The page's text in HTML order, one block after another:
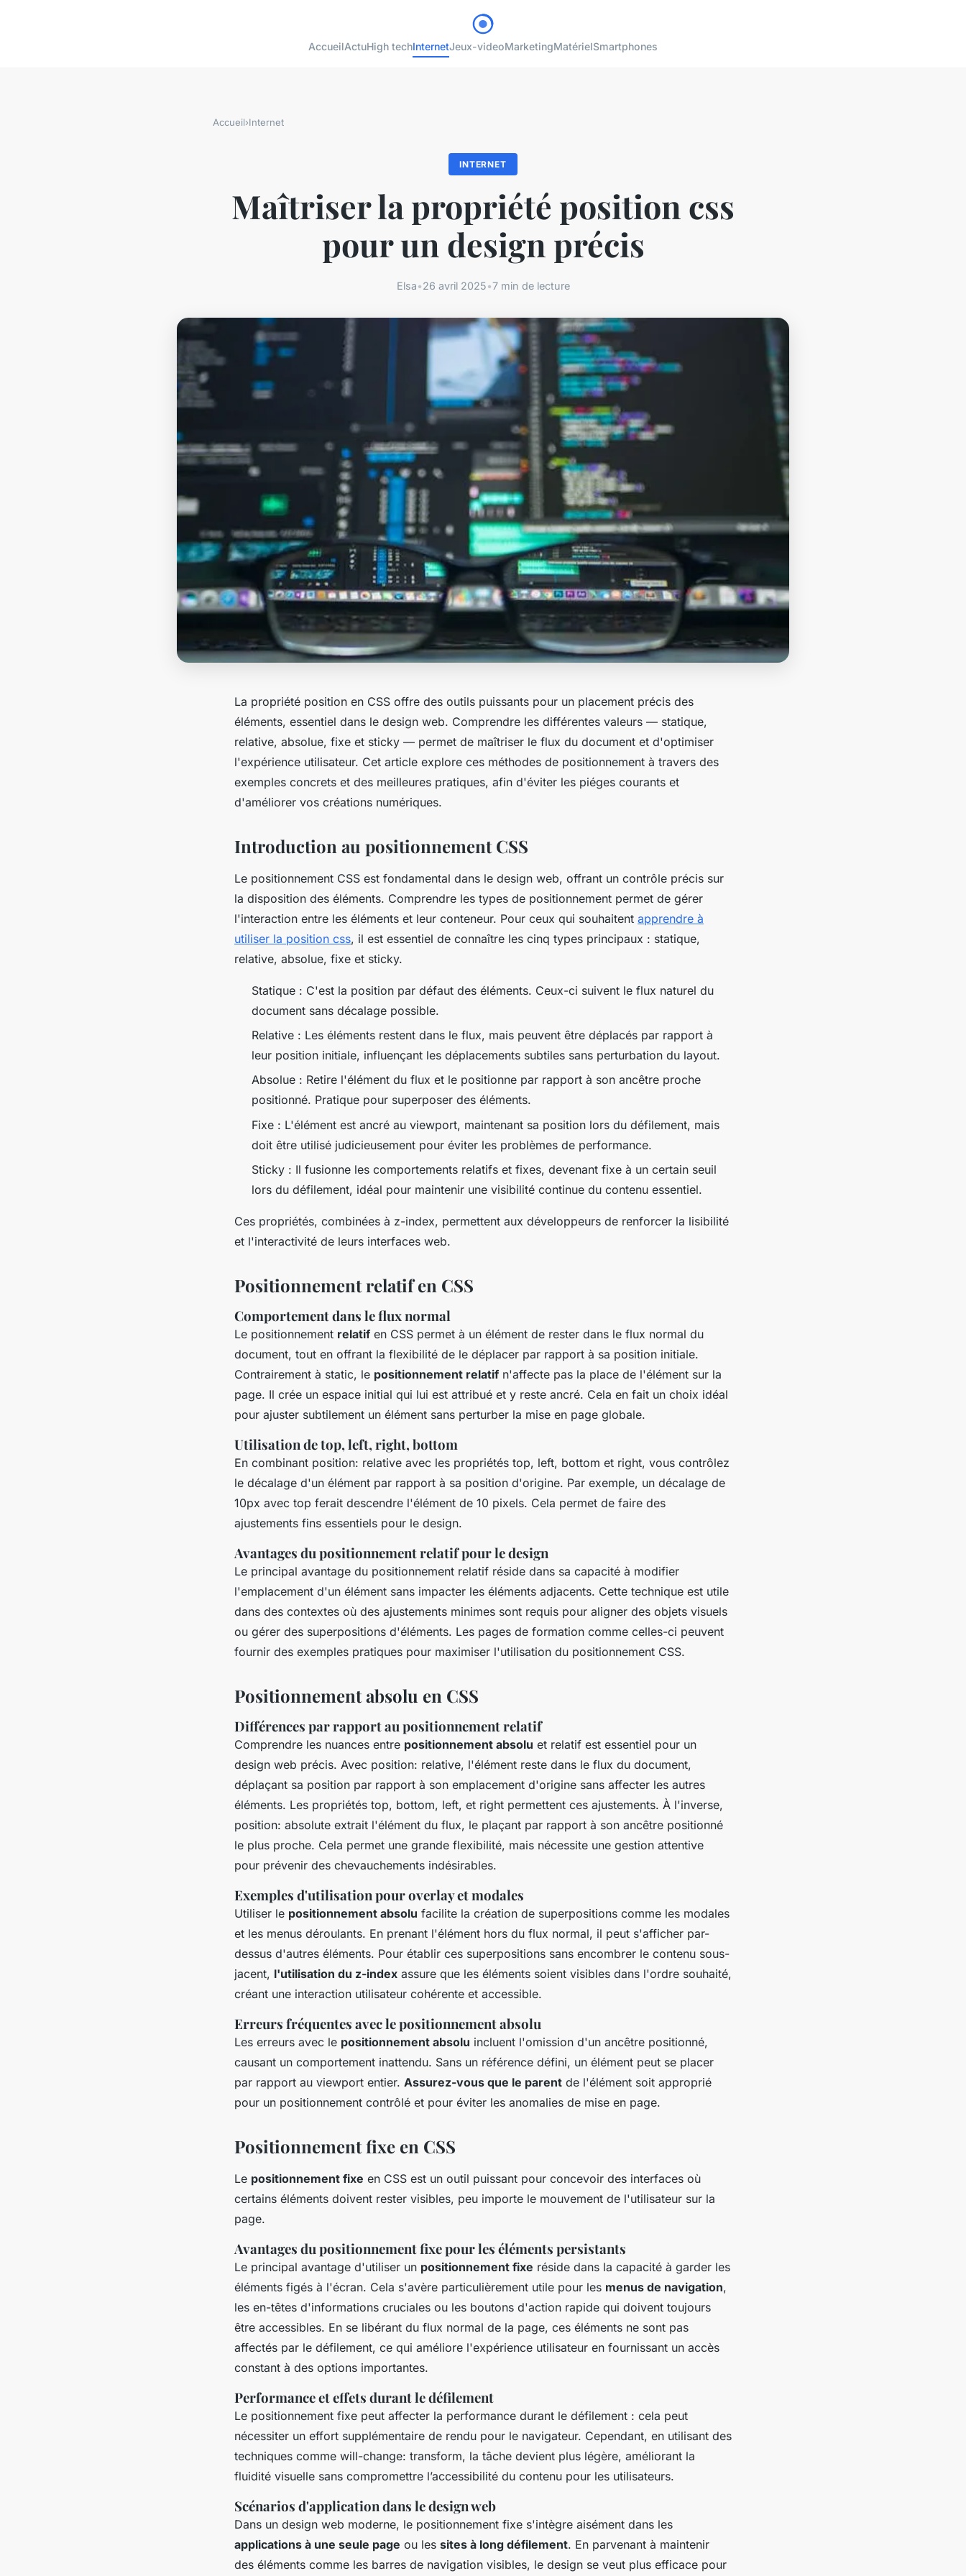
AccueilActuHigh techInternetJeux-videoMarketingMatérielSmartphones
Accueil›Internet
INTERNET
Maîtriser la propriété position css
pour un design précis
Elsa•26 avril 2025•7 min de lecture
La propriété position en CSS offre des outils puissants pour un placement précis des
éléments, essentiel dans le design web. Comprendre les différentes valeurs — statique,
relative, absolue, fixe et sticky — permet de maîtriser le flux du document et d'optimiser
l'expérience utilisateur. Cet article explore ces méthodes de positionnement à travers des
exemples concrets et des meilleures pratiques, afin d'éviter les piéges courants et
d'améliorer vos créations numériques.
Introduction au positionnement CSS
Le positionnement CSS est fondamental dans le design web, offrant un contrôle précis sur
la disposition des éléments. Comprendre les types de positionnement permet de gérer
l'interaction entre les éléments et leur conteneur. Pour ceux qui souhaitent apprendre à
utiliser la position css, il est essentiel de connaître les cinq types principaux : statique,
relative, absolue, fixe et sticky.
Statique : C'est la position par défaut des éléments. Ceux-ci suivent le flux naturel du
document sans décalage possible.
Relative : Les éléments restent dans le flux, mais peuvent être déplacés par rapport à
leur position initiale, influençant les déplacements subtiles sans perturbation du layout.
Absolue : Retire l'élément du flux et le positionne par rapport à son ancêtre proche
positionné. Pratique pour superposer des éléments.
Fixe : L'élément est ancré au viewport, maintenant sa position lors du défilement, mais
doit être utilisé judicieusement pour éviter les problèmes de performance.
Sticky : Il fusionne les comportements relatifs et fixes, devenant fixe à un certain seuil
lors du défilement, idéal pour maintenir une visibilité continue du contenu essentiel.
Ces propriétés, combinées à z-index, permettent aux développeurs de renforcer la lisibilité
et l'interactivité de leurs interfaces web.
Positionnement relatif en CSS
Comportement dans le flux normal
Le positionnement relatif en CSS permet à un élément de rester dans le flux normal du
document, tout en offrant la flexibilité de le déplacer par rapport à sa position initiale.
Contrairement à static, le positionnement relatif n'affecte pas la place de l'élément sur la
page. Il crée un espace initial qui lui est attribué et y reste ancré. Cela en fait un choix idéal
pour ajuster subtilement un élément sans perturber la mise en page globale.
Utilisation de top, left, right, bottom
En combinant position: relative avec les propriétés top, left, bottom et right, vous contrôlez
le décalage d'un élément par rapport à sa position d'origine. Par exemple, un décalage de
10px avec top ferait descendre l'élément de 10 pixels. Cela permet de faire des
ajustements fins essentiels pour le design.
Avantages du positionnement relatif pour le design
Le principal avantage du positionnement relatif réside dans sa capacité à modifier
l'emplacement d'un élément sans impacter les éléments adjacents. Cette technique est utile
dans des contextes où des ajustements minimes sont requis pour aligner des objets visuels
ou gérer des superpositions d'éléments. Les pages de formation comme celles-ci peuvent
fournir des exemples pratiques pour maximiser l'utilisation du positionnement CSS.
Positionnement absolu en CSS
Différences par rapport au positionnement relatif
Comprendre les nuances entre positionnement absolu et relatif est essentiel pour un
design web précis. Avec position: relative, l'élément reste dans le flux du document,
déplaçant sa position par rapport à son emplacement d'origine sans affecter les autres
éléments. Les propriétés top, bottom, left, et right permettent ces ajustements. À l'inverse,
position: absolute extrait l'élément du flux, le plaçant par rapport à son ancêtre positionné
le plus proche. Cela permet une grande flexibilité, mais nécessite une gestion attentive
pour prévenir des chevauchements indésirables.
Exemples d'utilisation pour overlay et modales
Utiliser le positionnement absolu facilite la création de superpositions comme les modales
et les menus déroulants. En prenant l'élément hors du flux normal, il peut s'afficher par-
dessus d'autres éléments. Pour établir ces superpositions sans encombrer le contenu sous-
jacent, l'utilisation du z-index assure que les éléments soient visibles dans l'ordre souhaité,
créant une interaction utilisateur cohérente et accessible.
Erreurs fréquentes avec le positionnement absolu
Les erreurs avec le positionnement absolu incluent l'omission d'un ancêtre positionné,
causant un comportement inattendu. Sans un référence défini, un élément peut se placer
par rapport au viewport entier. Assurez-vous que le parent de l'élément soit approprié
pour un positionnement contrôlé et pour éviter les anomalies de mise en page.
Positionnement fixe en CSS
Le positionnement fixe en CSS est un outil puissant pour concevoir des interfaces où
certains éléments doivent rester visibles, peu importe le mouvement de l'utilisateur sur la
page.
Avantages du positionnement fixe pour les éléments persistants
Le principal avantage d'utiliser un positionnement fixe réside dans la capacité à garder les
éléments figés à l'écran. Cela s'avère particulièrement utile pour les menus de navigation,
les en-têtes d'informations cruciales ou les boutons d'action rapide qui doivent toujours
être accessibles. En se libérant du flux normal de la page, ces éléments ne sont pas
affectés par le défilement, ce qui améliore l'expérience utilisateur en fournissant un accès
constant à des options importantes.
Performance et effets durant le défilement
Le positionnement fixe peut affecter la performance durant le défilement : cela peut
nécessiter un effort supplémentaire de rendu pour le navigateur. Cependant, en utilisant des
techniques comme will-change: transform, la tâche devient plus légère, améliorant la
fluidité visuelle sans compromettre l’accessibilité du contenu pour les utilisateurs.
Scénarios d'application dans le design web
Dans un design web moderne, le positionnement fixe s'intègre aisément dans les
applications à une seule page ou les sites à long défilement. En parvenant à maintenir
des éléments comme les barres de navigation visibles, le design se veut plus efficace pour